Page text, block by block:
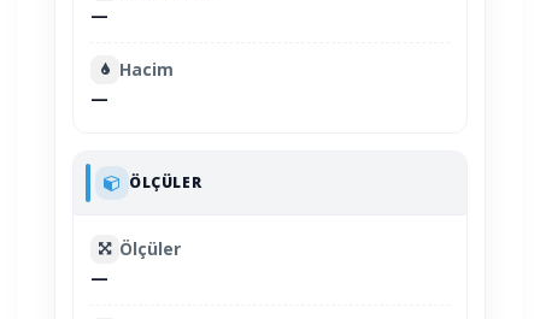
—
Hacim
—
ÖLÇÜLER
Ölçüler
—